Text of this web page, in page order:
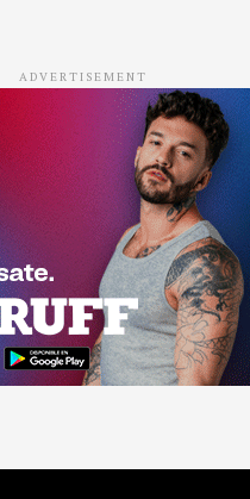
ADVERTISEMENT